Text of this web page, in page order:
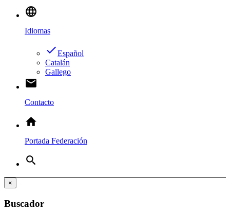
language
Idiomas
doneEspañol
Catalán
Gallego
email
Contacto
home
Portada Federación
search
×
Buscador